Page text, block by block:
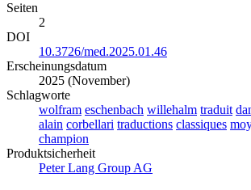
Seiten
2
DOI
10.3726/med.2025.01.46
Erscheinungsdatum
2025 (November)
Schlagworte
wolfram eschenbach willehalm traduit
alain corbellari traductions classiques
champion
Produktsicherheit
Peter Lang Group AG